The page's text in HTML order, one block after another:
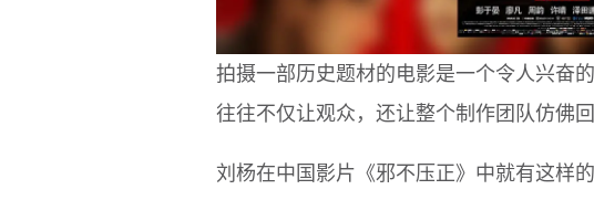
拍摄一部历史题材的电影是一个令人兴奋
往往不仅让观众，还让整个制作团队仿佛回
刘杨在中国影片《邪不压正》中就有这样